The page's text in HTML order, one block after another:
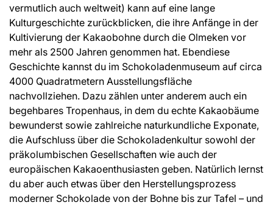
vermutlich auch weltweit) kann auf eine lange
Kulturgeschichte zurückblicken, die ihre Anfänge in der
Kultivierung der Kakaobohne durch die Olmeken vor
mehr als 2500 Jahren genommen hat. Ebendiese
Geschichte kannst du im Schokoladenmuseum auf circa
4000 Quadratmetern Ausstellungsfläche
nachvollziehen. Dazu zählen unter anderem auch ein
begehbares Tropenhaus, in dem du echte Kakaobäume
bewunderst sowie zahlreiche naturkundliche Exponate,
die Aufschluss über die Schokoladenkultur sowohl der
präkolumbischen Gesellschaften wie auch der
europäischen Kakaoenthusiasten geben. Natürlich lernst
du aber auch etwas über den Herstellungsprozess
moderner Schokolade von der Bohne bis zur Tafel – und